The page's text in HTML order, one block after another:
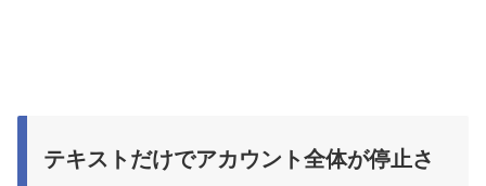
テキストだけでアカウント全体が停止さ